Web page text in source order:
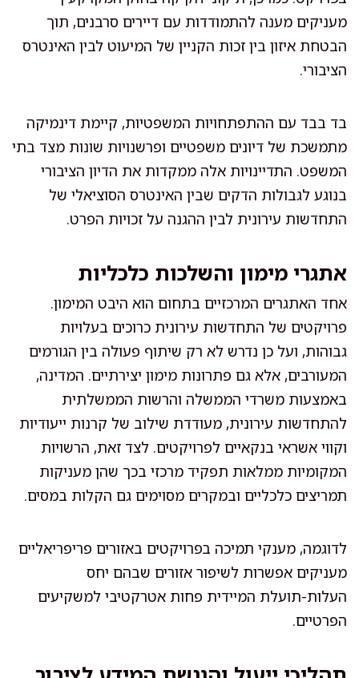
מעניקים מענה להתמודדות עם דיירים סרבנים, תוך
הבטחת איזון בין זכות הקניין של המיעוט לבין האינטרס
הציבורי.
בד בבד עם ההתפתחויות המשפטיות, קיימת דינמיקה
מתמשכת של דיונים משפטיים ופרשנויות שונות מצד בתי
המשפט. התדיינויות אלה ממקדות את הדיון הציבורי
בנוגע לגבולות הדקים שבין האינטרס הסוציאלי של
התחדשות עירונית לבין ההגנה על זכויות הפרט.
אתגרי מימון והשלכות כלכליות
אחד האתגרים המרכזיים בתחום הוא היבט המימון.
פרויקטים של התחדשות עירונית כרוכים בעלויות
גבוהות, ועל כן נדרש לא רק שיתוף פעולה בין הגורמים
המעורבים, אלא גם פתרונות מימון יצירתיים. המדינה,
באמצעות משרדי הממשלה והרשות הממשלתית
להתחדשות עירונית, מעודדת שילוב של קרנות ייעודיות
וקווי אשראי בנקאיים לפרויקטים. לצד זאת, הרשויות
המקומיות ממלאות תפקיד מרכזי בכך שהן מעניקות
תמריצים כלכליים ובמקרים מסוימים גם הקלות במסים.
לדוגמה, מענקי תמיכה בפרויקטים באזורים פריפריאליים
מעניקים אפשרות לשיפור אזורים שבהם יחס
העלות-תועלת המיידית פחות אטרקטיבי למשקיעים
הפרטיים.